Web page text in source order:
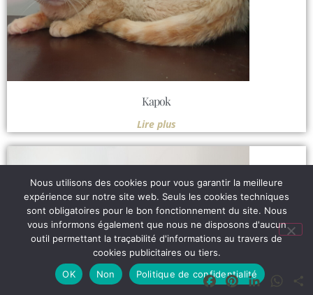
Kapok
Lire plus
Facebook
PinterestLinkedIn
Nous utilisons des cookies pour vous garantir la meilleure
expérience sur notre site web. Seuls les cookies techniques
sont obligatoires pour le bon fonctionnement du site. Nous
vous informons également que nous ne disposons d'aucun
outil permettant la traçabilité d'informations au travers de
cookies publicitaires ou tiers.
OK
Non Politique de confidentialité